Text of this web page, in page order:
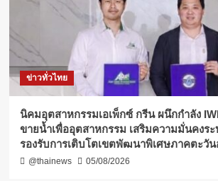
ข่าวทั่วไทย
นิคมอุตสาหกรรมเอเพ็กซ์ กรีน ผนึกกำลัง
ขายน้ำเพื่ออุตสาหกรรม เสริมความมั่นคงร
รองรับการเติบโตเขตพัฒนาพิเศษภาคตะวัน
@thainews 05/08/2026